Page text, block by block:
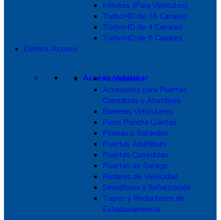
Móviles (Para Vehículos)
TurboHD de 16 Canales
TurboHD de 4 Canales
TurboHD de 8 Canales
Control Acceso
Acceso Vehicular
Accesorios
Accesorios para Puertas
Corredizas y Abatibles
Barreras Vehiculares
Picos Poncha Llantas
Pilonas o Bolardos
Puertas Abatibles
Puertas Corredizas
Puertas de Garage
Radares de Velocidad
Semáforos y Señalización
Topes y Reductores de
Estacionamiento